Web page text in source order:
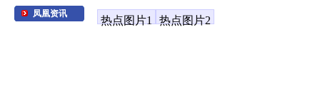
凤凰资讯
热点图片1 热点图片2